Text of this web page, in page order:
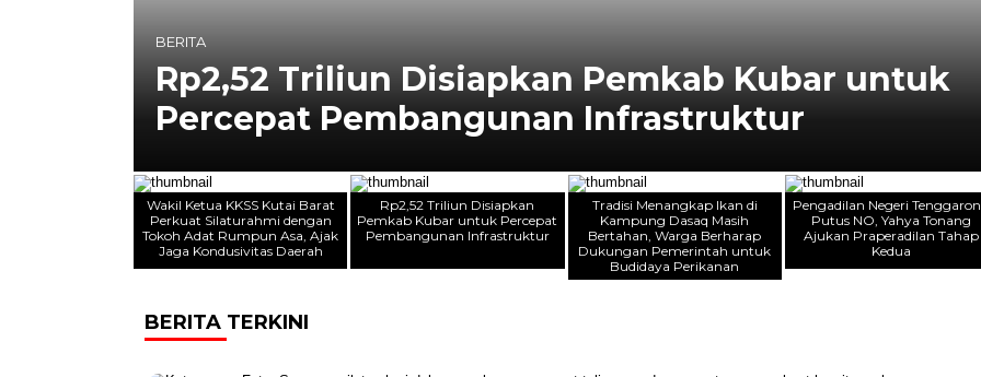
BERITA
Rp2,52 Triliun Disiapkan Pemkab Kubar untuk
Percepat Pembangunan Infrastruktur
Wakil Ketua KKSS Kutai Barat
Perkuat Silaturahmi dengan
Tokoh Adat Rumpun Asa, Ajak
Jaga Kondusivitas Daerah
Rp2,52 Triliun Disiapkan
Pemkab Kubar untuk Percepat
Pembangunan Infrastruktur
Tradisi Menangkap Ikan di
Kampung Dasaq Masih
Bertahan, Warga Berharap
Dukungan Pemerintah untuk
Budidaya Perikanan
Pengadilan Negeri
Putus NO, Yahya Tonang
Ajukan Praperadilan Tahap
Kedua
BERITA TERKINI